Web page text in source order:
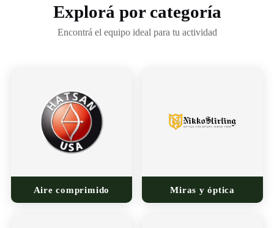
Explorá por categoría
Encontrá el equipo ideal para tu actividad
Aire comprimido Miras y óptica